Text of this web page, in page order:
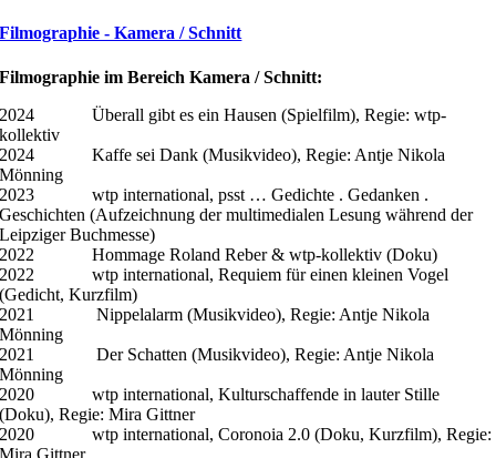
Filmographie - Kamera / Schnitt
Filmographie im Bereich Kamera / Schnitt:
2024 Überall gibt es ein Hausen (Spielfilm), Regie: wtp-
kollektiv
2024 Kaffe sei Dank (Musikvideo), Regie: Antje Nikola
Mönning
2023 wtp international, psst … Gedichte . Gedanken .
Geschichten (Aufzeichnung der multimedialen Lesung während der
Leipziger Buchmesse)
2022 Hommage Roland Reber & wtp-kollektiv (Doku)
2022 wtp international, Requiem für einen kleinen Vogel
(Gedicht, Kurzfilm)
2021 Nippelalarm (Musikvideo), Regie: Antje Nikola
Mönning
2021 Der Schatten (Musikvideo), Regie: Antje Nikola
Mönning
2020 wtp international, Kulturschaffende in lauter Stille
(Doku), Regie: Mira Gittner
2020 wtp international, Coronoia 2.0 (Doku, Kurzfilm), Regie:
Mira Gittner